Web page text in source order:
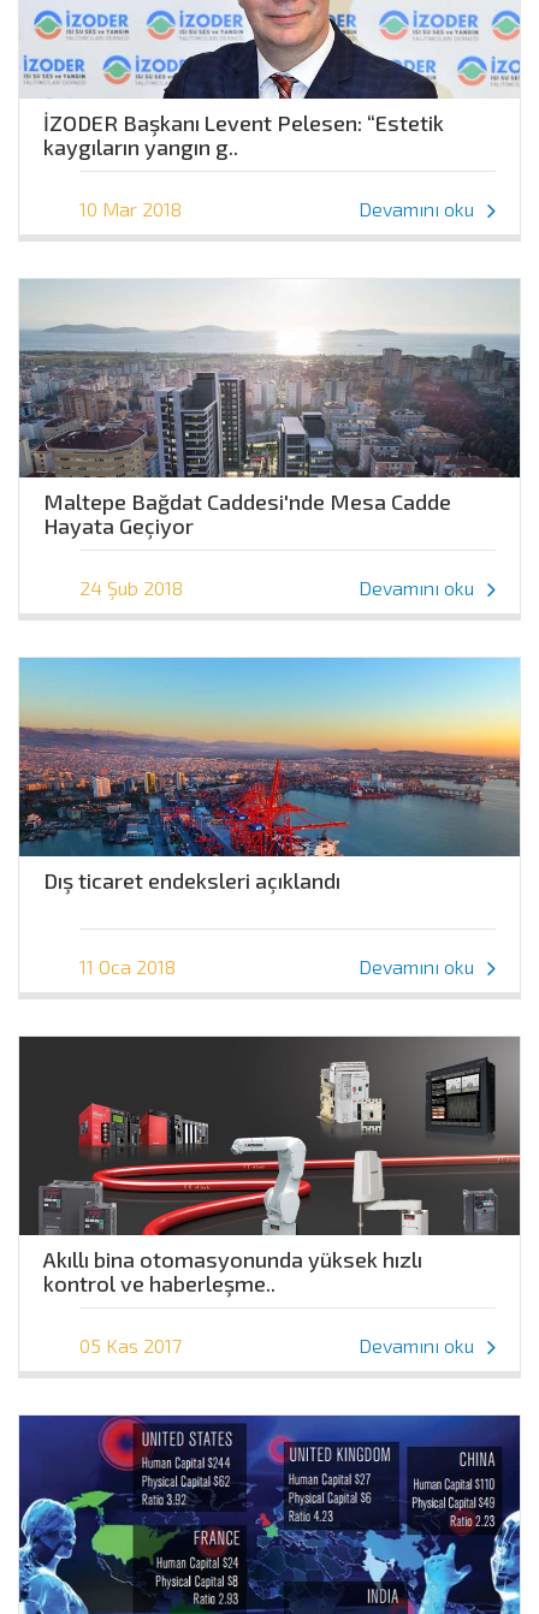
İZODER Başkanı Levent Pelesen: “Estetik
kaygıların yangın g..
10 Mar 2018 Devamını oku
Maltepe Bağdat Caddesi'nde Mesa Cadde
Hayata Geçiyor
24 Şub 2018 Devamını oku
Dış ticaret endeksleri açıklandı
11 Oca 2018 Devamını oku
Akıllı bina otomasyonunda yüksek hızlı
kontrol ve haberleşme..
05 Kas 2017 Devamını oku